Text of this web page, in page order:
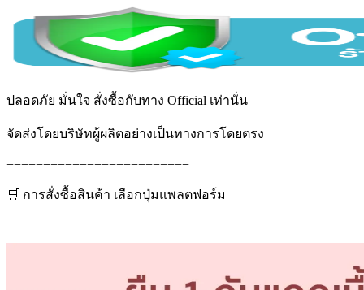
ปลอดภัย มั่นใจ สั่งซื้อกับทาง Official เท่านั่น
จัดส่งโดยบริษัทผู้ผลิตอย่างเป็นทางการโดยตรง
=========================
🛒 การสั่งซื้อสินค้า เลือกปุ่มแพลตฟอร์ม